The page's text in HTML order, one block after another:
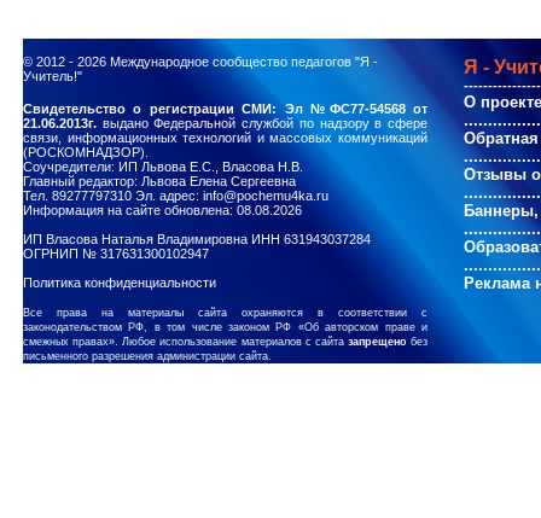
© 2012 - 2026 Международное сообщество педагогов "Я -
Учитель!"
Я -
О проекте
Отзывы о
Реклама
Свидетельство о регистрации СМИ: Эл №ФС77-54568 от
21.06.2013г. выдано Федеральной службой по надзору в сфере
связи, информационных технологий и массовых коммуникаций
(РОСКОМНАДЗОР).
Соучредители: ИП Львова Е.С., Власова Н.В.
Главный редактор: Львова Елена Сергеевна
Тел. 89277797310 Эл. адрес: info@pochemu4ka.ru
Информация на сайте обновлена: 08.08.2026
ИП Власова Наталья Владимировна ИНН 631943037284
ОГРНИП № 317631300102947
Политика конфиденциальности
Все права на материалы сайта охраняются в соответствии с
законодательством РФ, в том числе законом РФ «Об авторском праве и
смежных правах». Любое использование материалов с сайта запрещенобез
письменного разрешения администрации сайта.